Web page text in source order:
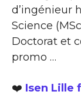
d’ingénieur
Science
Doctorat et
promo …
❤️ Isen Lille